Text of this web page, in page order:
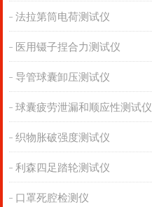
法拉第筒电荷测试仪
医用镊子捏合力测试仪
导管球囊卸压测试仪
球囊疲劳泄漏和顺应性测试仪
织物胀破强度测试仪
利森四足踏轮测试仪
口罩死腔检测仪